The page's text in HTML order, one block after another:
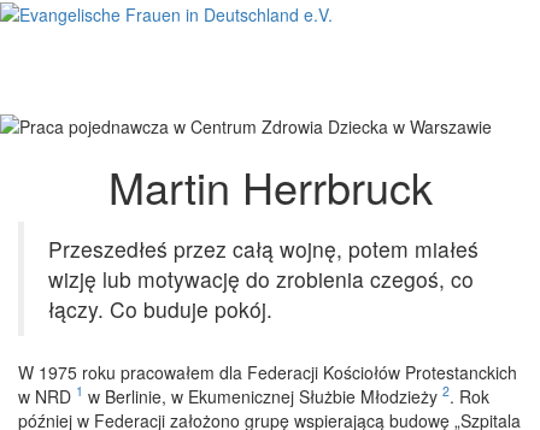
Martin Herrbruck
Przeszedłeś przez całą wojnę, potem miałeś
wizję lub motywację do zrobienia czegoś, co
łączy. Co buduje pokój.
W 1975 roku pracowałem dla Federacji Kościołów Protestanckich
w NRD 1 w Berlinie, w Ekumenicznej Służbie Młodzieży 2. Rok
później w Federacji założono grupę wspierającą budowę „Szpitala